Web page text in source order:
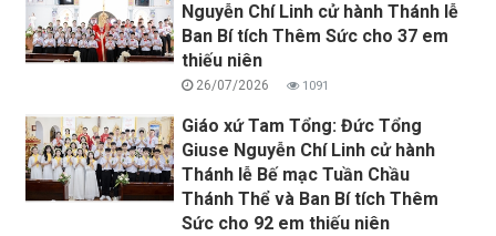
Nguyễn Chí Linh cử hành Thánh lễ
Ban Bí tích Thêm Sức cho 37 em
thiếu niên
26/07/2026 1091
Giáo xứ Tam Tổng: Đức Tổng
Giuse Nguyễn Chí Linh cử hành
Thánh lễ Bế mạc Tuần Chầu
Thánh Thể và Ban Bí tích Thêm
Sức cho 92 em thiếu niên